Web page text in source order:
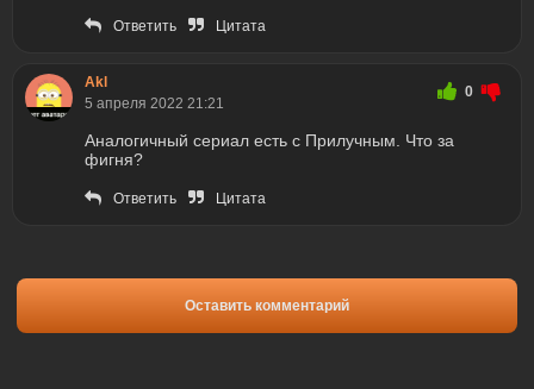
Ответить Цитата
Akl
5 апреля 2022 21:21
0
Аналогичный сериал есть с Прилучным. Что за
фигня?
Ответить Цитата
Оставить комментарий